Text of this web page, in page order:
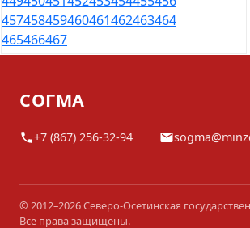
457458459460461462463464
465466467
СОГМА
+7 (867) 256-32-94
© 2012–2026 Северо-Осетинская
Все права защищены.